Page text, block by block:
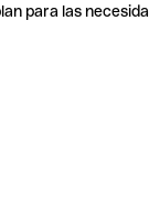
para las